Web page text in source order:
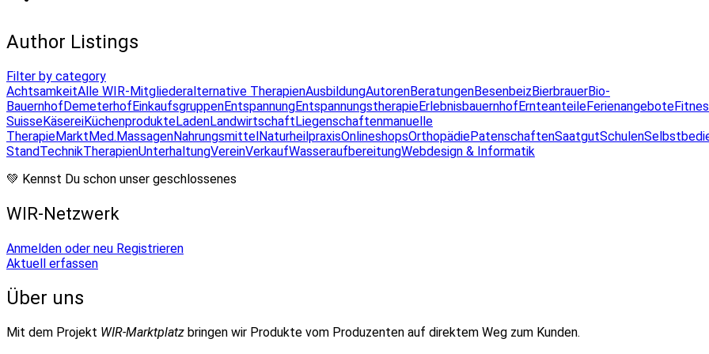
Author Listings
Filter by category
AchtsamkeitAlle WIR-Mitgliederalternative TherapienAusbildungAutorenBeratungenBesenbeizBierbrauerBio-
BauernhofDemeterhofEinkaufsgruppenEntspannungEntspannungstherapieErlebnisbauernhofErnteanteileFerienangebote
SuisseKäsereiKüchenprodukteLadenLandwirtschaftLiegenschaftenmanuelle
TherapieMarktMed.MassagenNahrungsmittelNaturheilpraxisOnlineshopsOrthopädiePatenschaftenSaatgutSchulen
StandTechnikTherapienUnterhaltungVereinVerkaufWasseraufbereitungWebdesign & Informatik
💚 Kennst Du schon unser geschlossenes
WIR-Netzwerk
Anmelden oder neu Registrieren
Aktuell erfassen
Über uns
Mit dem Projekt WIR-Marktplatz bringen wir Produkte vom Produzenten auf direktem Weg zum Kunden.